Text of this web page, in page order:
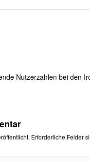
Nutzerzahlen bei den
Erforderliche Felder